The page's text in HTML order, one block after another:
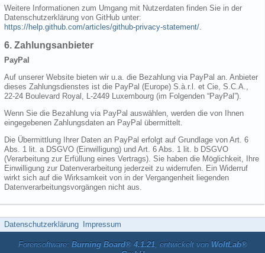
Weitere Informationen zum Umgang mit Nutzerdaten finden Sie in der
Datenschutzerklärung von GitHub unter:
https://help.github.com/articles/github-privacy-statement/
6. Zahlungsanbieter
PayPal
Auf unserer Website bieten wir u.a. die Bezahlung via PayPal an. Anbieter
dieses Zahlungsdienstes ist die PayPal (Europe) S.à.r.l. et Cie, S.C.A.,
22-24 Boulevard Royal, L-2449 Luxembourg (im Folgenden “PayPal”).
Wenn Sie die Bezahlung via PayPal auswählen, werden die von Ihnen
eingegebenen Zahlungsdaten an PayPal übermittelt.
Die Übermittlung Ihrer Daten an PayPal erfolgt auf Grundlage von Art. 6
Abs. 1 lit. a DSGVO (Einwilligung) und Art. 6 Abs. 1 lit. b DSGVO
(Verarbeitung zur Erfüllung eines Vertrags). Sie haben die Möglichkeit, Ihre
Einwilligung zur Datenverarbeitung jederzeit zu widerrufen. Ein Widerruf
wirkt sich auf die Wirksamkeit von in der Vergangenheit liegenden
Datenverarbeitungsvorgängen nicht aus.
Datenschutzerklärung Impressum
Forensoftware: Burning Board® 4.1.21, entwickelt von WoltLab®